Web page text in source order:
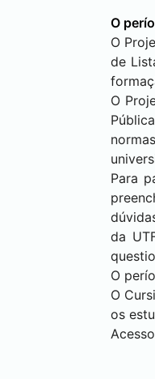
O
O
de
O
Para
da
O
O
os